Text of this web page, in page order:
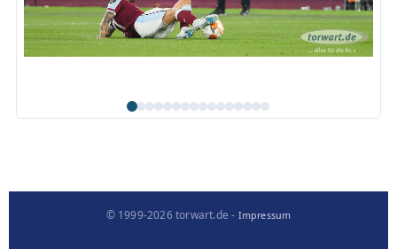
© 1999-2026 torwart.de - Impressum